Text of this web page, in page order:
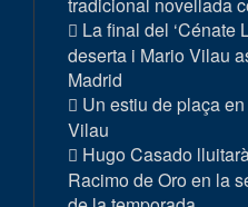
La final del ‘Cénate
deserta i Mario Vilau
Madrid
Un estiu de plaça
Vilau
Hugo Casado
Racimo de Oro en la